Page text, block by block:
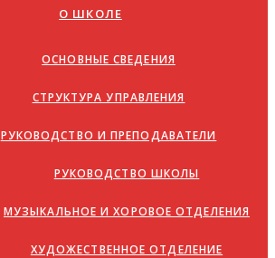
О ШКОЛЕ
ОСНОВНЫЕ СВЕДЕНИЯ
СТРУКТУРА УПРАВЛЕНИЯ
РУКОВОДСТВО И ПРЕПОДАВАТЕЛИ
РУКОВОДСТВО ШКОЛЫ
МУЗЫКАЛЬНОЕ И ХОРОВОЕ ОТДЕЛЕНИЯ
ХУДОЖЕСТВЕННОЕ ОТДЕЛЕНИЕ